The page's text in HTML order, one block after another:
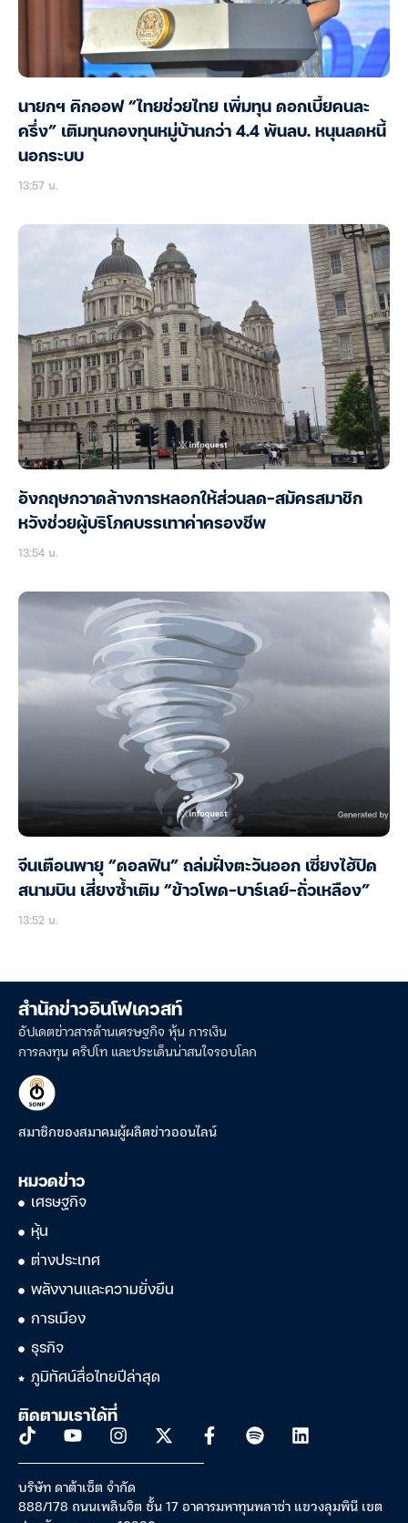
นายกฯ คิกออฟ “ไทยช่วยไทย เพิ่มทุน ดอกเบี้ยคนละ
ครึ่ง” เติมทุนกองทุนหมู่บ้านกว่า 4.4 พันลบ. หนุนลดหนี้
นอกระบบ
13:57 น.
อังกฤษกวาดล้างการหลอกให้ส่วนลด-สมัครสมาชิก
หวังช่วยผู้บริโภคบรรเทาค่าครองชีพ
13:54 น.
จีนเตือนพายุ “ดอลฟิน” ถล่มฝั่งตะวันออก เซี่ยงไฮ้ปิด
สนามบิน เสี่ยงซ้ำเติม “ข้าวโพด-บาร์เลย์-ถั่วเหลือง”
13:52 น.
สำนักข่าวอินโฟเควสท์
อัปเดตข่าวสารด้านเศรษฐกิจ หุ้น การเงิน
การลงทุน คริปโท และประเด็นน่าสนใจรอบโลก
สมาชิกของสมาคมผู้ผลิตข่าวออนไลน์
หมวดข่าว
เศรษฐกิจ
หุ้น
ต่างประเทศ
พลังงานและความยั่งยืน
การเมือง
ธุรกิจ
ภูมิทัศน์สื่อไทยปีล่าสุด
ติดตามเราได้ที่
บริษัท ดาต้าเซ็ต จำกัด
888/178 ถนนเพลินจิต ชั้น 17 อาคารมหาทุนพลาซ่า แขวงลุมพินี เขต